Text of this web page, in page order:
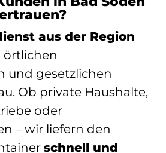
aus der Region
örtlichen
und gesetzlichen
Ob private Haushalte,
oder
– wir liefern den
schnell und